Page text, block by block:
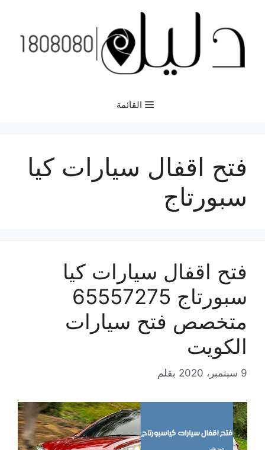
المحتوى
القائمة
فتح اقفال سيارات كيا
سبورتاج
فتح اقفال سيارات كيا
سبورتاج 65557275
متخصص فتح سيارات
الكويت
9 سبتمبر، 2020 بقلم